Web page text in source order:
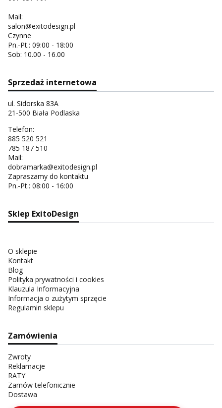
Mail:
salon@exitodesign.pl
Czynne
Pn.-Pt.: 09:00 - 18:00
Sob: 10.00 - 16.00
Sprzedaż internetowa
ul. Sidorska 83A
21-500 Biała Podlaska
Telefon:
885 520 521
785 187 510
Mail:
dobramarka@exitodesign.pl
Zapraszamy do kontaktu
Pn.-Pt.: 08:00 - 16:00
Sklep ExitoDesign
O sklepie
Kontakt
Blog
Polityka prywatności i cookies
Klauzula Informacyjna
Informacja o zużytym sprzęcie
Regulamin sklepu
Zamówienia
Zwroty
Reklamacje
RATY
Zamów telefonicznie
Dostawa